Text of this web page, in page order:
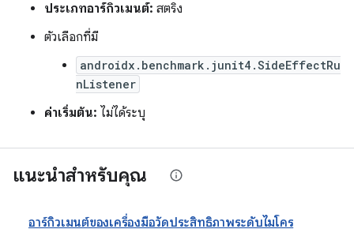
ประเภทอาร์กิวเมนต์: สตริง
ตัวเลือกที่มี
androidx.benchmark.junit4.SideEffectRu
nListener
ค่าเริ่มต้น: ไม่ได้ระบุ
แนะนำสำหรับคุณ
อาร์กิวเมนต์ของเครื่องมือวัดประสิทธิภาพระดับไมโคร